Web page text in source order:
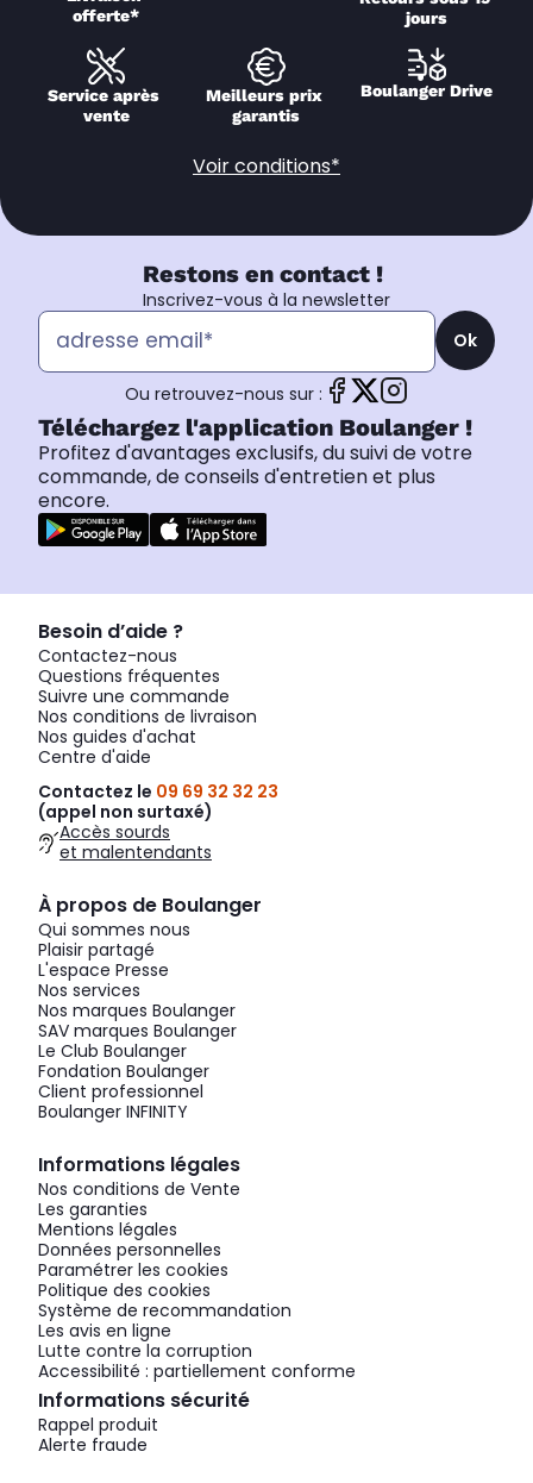
offerte*
jours
Service après
vente
Meilleurs prix
garantis
Boulanger Drive
Voir conditions*
Restons en contact !
Inscrivez-vous à la newsletter
Ok
Ou retrouvez-nous sur :
Téléchargez l'application Boulanger !
Profitez d'avantages exclusifs, du suivi de votre
commande, de conseils d'entretien et plus
encore.
Besoin d’aide ?
Contactez-nous
Questions fréquentes
Suivre une commande
Nos conditions de livraison
Nos guides d'achat
Centre d'aide
Contactez le 09 69 32 32 23
(appel non surtaxé)
Accès sourds
et malentendants
À propos de Boulanger
Qui sommes nous
Plaisir partagé
L'espace Presse
Nos services
Nos marques Boulanger
SAV marques Boulanger
Le Club Boulanger
Fondation Boulanger
Client professionnel
Boulanger INFINITY
Informations légales
Nos conditions de Vente
Les garanties
Mentions légales
Données personnelles
Paramétrer les cookies
Politique des cookies
Système de recommandation
Les avis en ligne
Lutte contre la corruption
Accessibilité : partiellement conforme
Informations sécurité
Rappel produit
Alerte fraude